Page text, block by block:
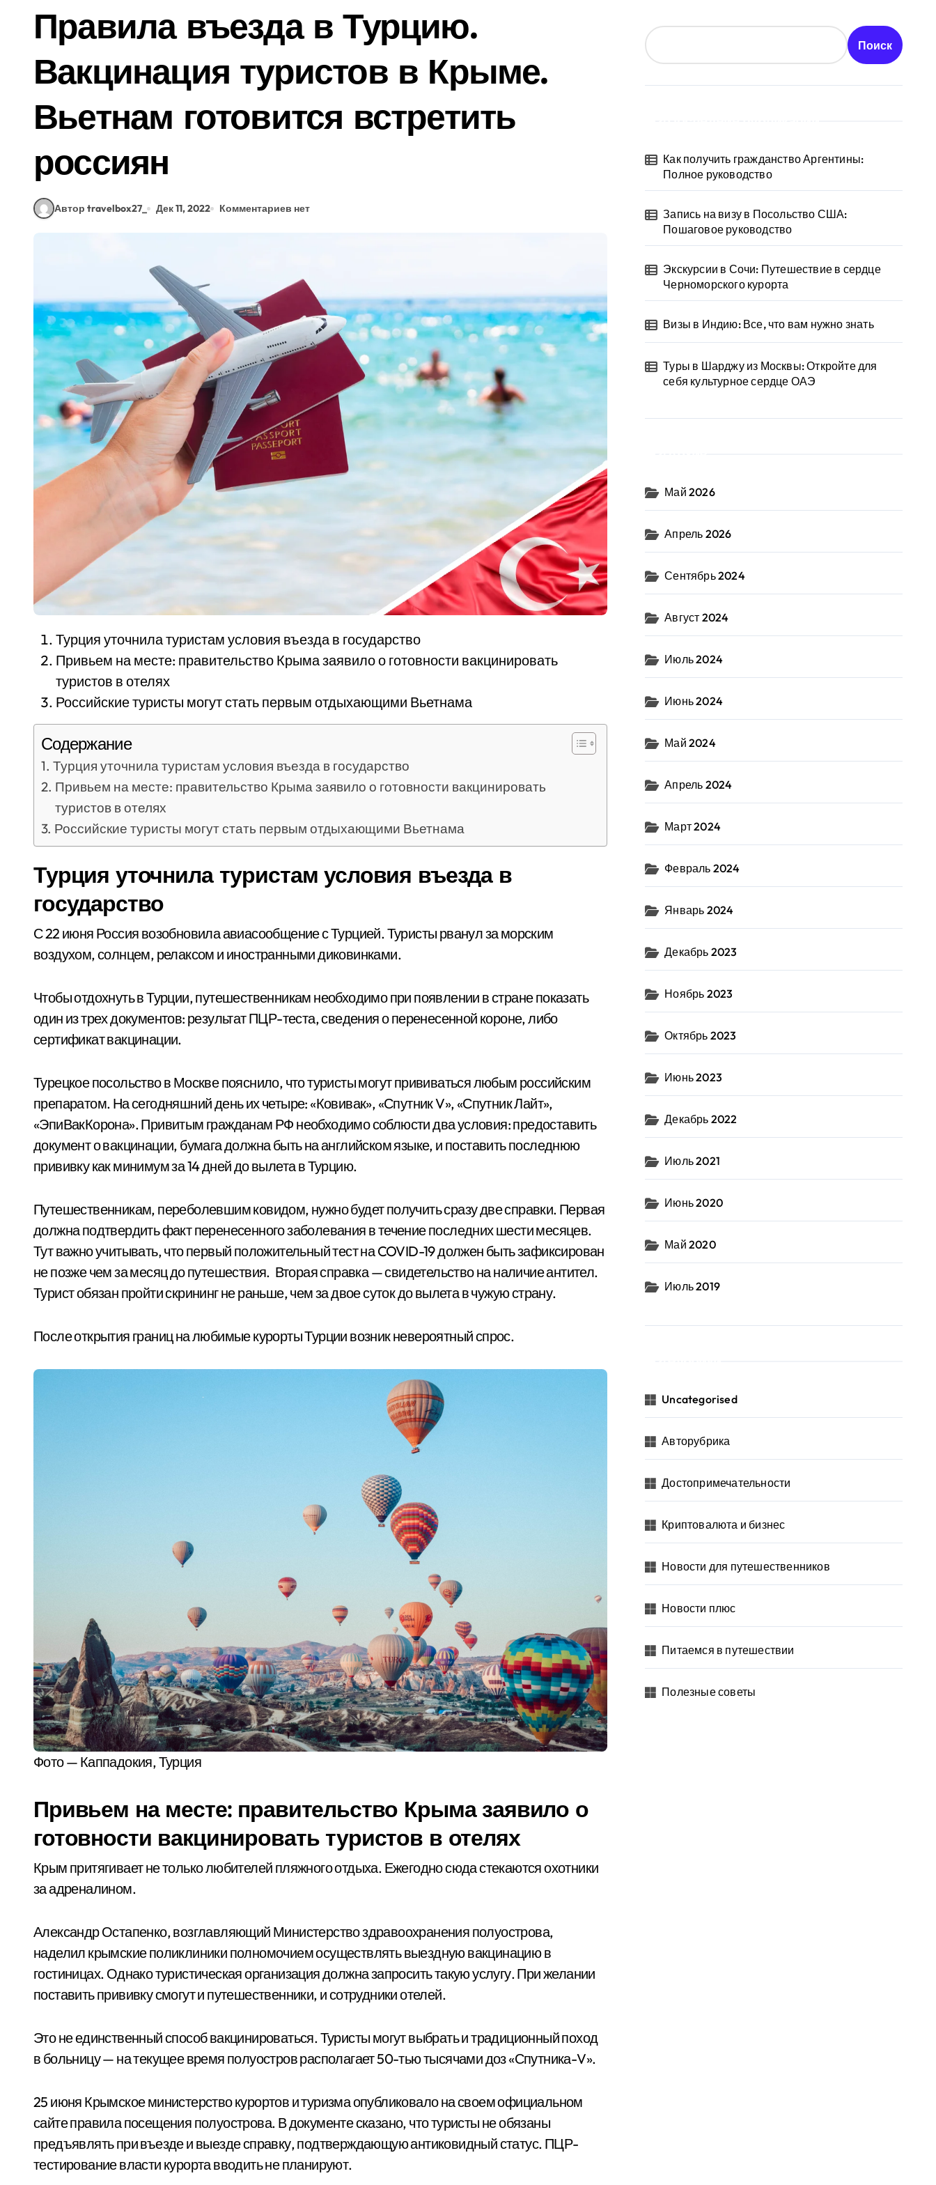
Правила въезда в Турцию.
Вакцинация туристов в Крыме.
Вьетнам готовится встретить
россиян
Автор travelbox27_ Дек 11, 2022 Комментариев нет
Турция уточнила туристам условия въезда в государство
Привьем на месте: правительство Крыма заявило о готовности вакцинировать
туристов в отелях
Российские туристы могут стать первым отдыхающими Вьетнама
Содержание
Турция уточнила туристам условия въезда в государство
Привьем на месте: правительство Крыма заявило о готовности вакцинировать
туристов в отелях
Российские туристы могут стать первым отдыхающими Вьетнама
Турция уточнила туристам условия въезда в
государство
С 22 июня Россия возобновила авиасообщение с Турцией. Туристы рванул за морским
воздухом, солнцем, релаксом и иностранными диковинками.
Чтобы отдохнуть в Турции, путешественникам необходимо при появлении в стране показать
один из трех документов: результат ПЦР-теста, сведения о перенесенной короне, либо
сертификат вакцинации.
Турецкое посольство в Москве пояснило, что туристы могут прививаться любым российским
препаратом. На сегодняшний день их четыре: «Ковивак», «Спутник V», «Спутник Лайт»,
«ЭпиВакКорона». Привитым гражданам РФ необходимо соблюсти два условия: предоставить
документ о вакцинации, бумага должна быть на английском языке, и поставить последнюю
прививку как минимум за 14 дней до вылета в Турцию.
Путешественникам, переболевшим ковидом, нужно будет получить сразу две справки. Первая
должна подтвердить факт перенесенного заболевания в течение последних шести месяцев.
Тут важно учитывать, что первый положительный тест на COVID-19 должен быть зафиксирован
не позже чем за месяц до путешествия. Вторая справка — свидетельство на наличие антител.
Турист обязан пройти скрининг не раньше, чем за двое суток до вылета в чужую страну.
После открытия границ на любимые курорты Турции возник невероятный спрос.
Фото — Каппадокия, Турция
Привьем на месте: правительство Крыма заявило о
готовности вакцинировать туристов в отелях
Крым притягивает не только любителей пляжного отдыха. Ежегодно сюда стекаются охотники
за адреналином.
Александр Остапенко, возглавляющий Министерство здравоохранения полуострова,
наделил крымские поликлиники полномочием осуществлять выездную вакцинацию в
гостиницах. Однако туристическая организация должна запросить такую услугу. При желании
поставить прививку смогут и путешественники, и сотрудники отелей.
Это не единственный способ вакцинироваться. Туристы могут выбрать и традиционный поход
в больницу — на текущее время полуостров располагает 50-тью тысячами доз «Спутника-V».
25 июня Крымское министерство курортов и туризма опубликовало на своем официальном
сайте правила посещения полуострова. В документе сказано, что туристы не обязаны
предъявлять при въезде и выезде справку, подтверждающую антиковидный статус. ПЦР-
тестирование власти курорта вводить не планируют.
Поиск
Как получить гражданство Аргентины:
Полное руководство
Запись на визу в Посольство США:
Пошаговое руководство
Экскурсии в Сочи: Путешествие в сердце
Черноморского курорта
Визы в Индию: Все, что вам нужно знать
Туры в Шарджу из Москвы: Откройте для
себя культурное сердце ОАЭ
Май 2026
Апрель 2026
Сентябрь 2024
Август 2024
Июль 2024
Июнь 2024
Май 2024
Апрель 2024
Март 2024
Февраль 2024
Январь 2024
Декабрь 2023
Ноябрь 2023
Октябрь 2023
Июнь 2023
Декабрь 2022
Июль 2021
Июнь 2020
Май 2020
Июль 2019
Uncategorised
Авторубрика
Достопримечательности
Криптовалюта и бизнес
Новости для путешественников
Новости плюс
Питаемся в путешествии
Полезные советы